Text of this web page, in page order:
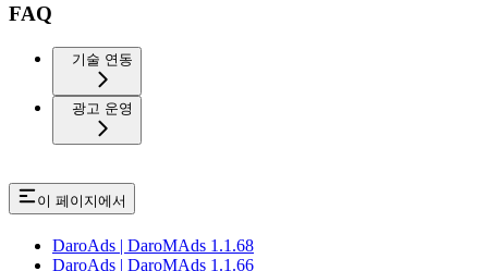
FAQ
기술 연동
광고 운영
이 페이지에서
DaroAds | DaroMAds 1.1.68
DaroAds | DaroMAds 1.1.66